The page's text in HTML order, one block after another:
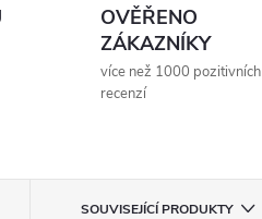
OVĚŘENO
ZÁKAZNÍKY
více než 1000 pozitivních
recenzí
SOUVISEJÍCÍ PRODUKTY